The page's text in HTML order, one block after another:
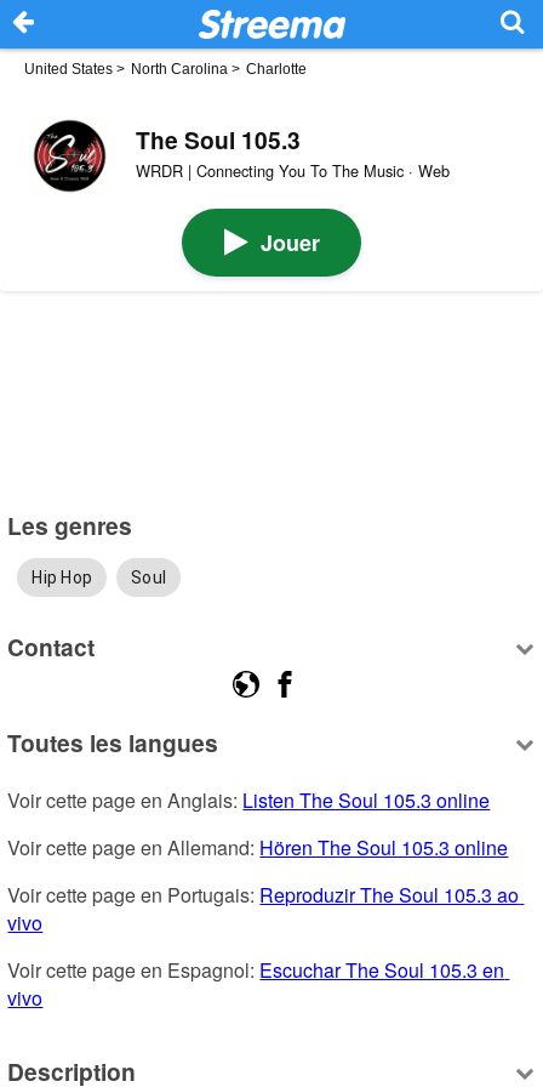
United States > North Carolina > Charlotte
The Soul 105.3
WRDR | Connecting You To The Music · Web
Jouer
Les genres
Hip Hop Soul
Contact
Toutes les langues
Voir cette page en Anglais: Listen The Soul 105.3 online
Voir cette page en Allemand: Hören The Soul 105.3 online
Voir cette page en Portugais: Reproduzir The Soul 105.3 ao
vivo
Voir cette page en Espagnol: Escuchar The Soul 105.3 en
vivo
Description